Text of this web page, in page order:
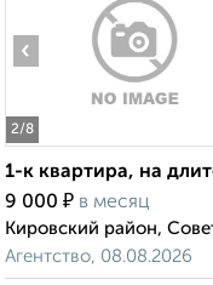
2/8
‹
1-к квартира, на
9 000 ₽ в месяц
Кировский район,
Агентство, 08.08.2026